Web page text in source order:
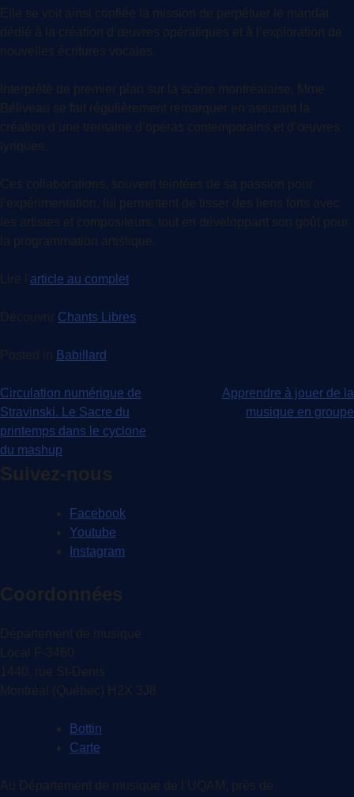
Elle se voit ainsi confiée la mission de perpétuer le mandat
dédié à la création d’œuvres opératiques et à l’exploration de
nouvelles écritures vocales.
Interprète de premier plan sur la scène montréalaise, Mme
Béliveau se fait régulièrement remarquer en assurant la
création d’une trentaine d’opéras contemporains et d’œuvres
lyriques.
Ces collaborations, souvent teintées de sa passion pour
l’expérimentation, lui permettent de tisser des liens forts avec
les artistes et compositeurs, tout en développant son goût pour
la programmation artistique.
Lire l'article au complet
Découvrir Chants Libres
Posted in Babillard
Navigation
de
l'article
Circulation numérique de
Stravinski. Le Sacre du
printemps dans le cyclone
du mashup
Apprendre à jouer de la
musique en groupe
Suivez-nous
Facebook
Youtube
Instagram
Coordonnées
Département de musique
Local F-3460
1440, rue St-Denis
Montréal (Québec) H2X 3J8
Bottin
Carte
Au Département de musique de l’UQAM, près de